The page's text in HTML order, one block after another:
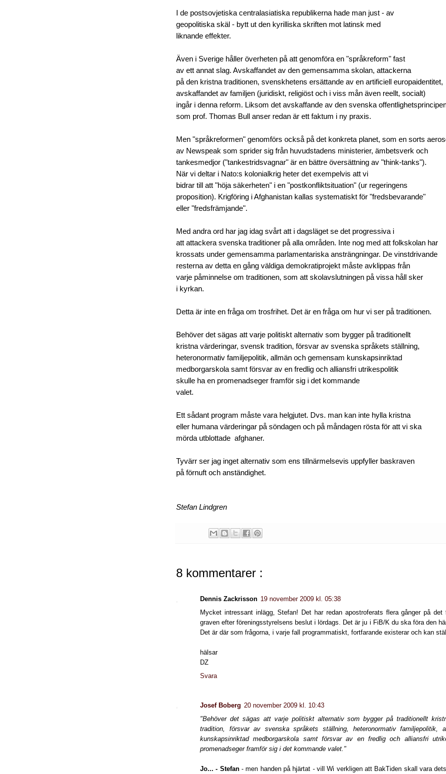
I de postsovjetiska centralasiatiska republikerna hade man just - av
geopolitiska skäl - bytt ut den kyrilliska skriften mot latinsk med
liknande effekter.
Även i Sverige håller överheten på att genomföra en "språkreform" fast
av ett annat slag. Avskaffandet av den gemensamma skolan, attackerna
på den kristna traditionen, svenskhetens ersättande av en artificiell europaidentitet,
avskaffandet av familjen (juridiskt, religiöst och i viss mån även reellt, socialt)
ingår i denna reform. Liksom det avskaffande av den svenska
som prof. Thomas Bull anser redan är ett faktum i ny praxis.
Men "språkreformen" genomförs också på det konkreta planet, som en sorts
av Newspeak som sprider sig från huvudstadens ministerier, ämbetsverk och
tankesmedjor ("tankestridsvagnar" är en bättre översättning av "think-tanks").
När vi deltar i Nato:s kolonialkrig heter det exempelvis att vi
bidrar till att "höja säkerheten" i en "postkonfliktsituation" (ur regeringens
proposition). Krigföring i Afghanistan kallas systematiskt för "fredsbevarande"
eller "fredsfrämjande".
Med andra ord har jag idag svårt att i dagsläget se det progressiva i
att attackera svenska traditioner på alla områden. Inte nog med att folkskolan har
krossats under gemensamma parlamentariska ansträngningar. De vinstdrivande
resterna av detta en gång väldiga demokratiprojekt måste avklippas från
varje påminnelse om traditionen, som att skolavslutningen på vissa håll sker
i kyrkan.
Detta är inte en fråga om trosfrihet. Det är en fråga om hur vi ser på traditionen.
Behöver det sägas att varje politiskt alternativ som bygger på traditionellt
kristna värderingar, svensk tradition, försvar av svenska språkets ställning,
heteronormativ familjepolitik, allmän och gemensam kunskapsinriktad
medborgarskola samt försvar av en fredlig och alliansfri utrikespolitik
skulle ha en promenadseger framför sig i det kommande
valet.
Ett sådant program måste vara helgjutet. Dvs. man kan inte hylla kristna
eller humana värderingar på söndagen och på måndagen rösta för att vi ska
mörda utblottade afghaner.
Tyvärr ser jag inget alternativ som ens tillnärmelsevis uppfyller baskraven
på förnuft och anständighet.
Stefan Lindgren
8 kommentarer :
Dennis Zackrisson 19 november 2009 kl. 05:38
Mycket intressant inlägg, Stefan! Det har redan apostroferats flera gånger på
graven efter föreningsstyrelsens beslut i lördags. Det är ju i FiB/K du ska föra den
Det är där som frågorna, i varje fall programmatiskt, fortfarande existerar och kan
hälsar
DZ
Svara
Josef Boberg 20 november 2009 kl. 10:43
"Behöver det sägas att varje politiskt alternativ som bygger på traditionellt
tradition, försvar av svenska språkets ställning, heteronormativ familjepolitik,
kunskapsinriktad medborgarskola samt försvar av en fredlig och alliansfri
promenadseger framför sig i det kommande valet."
Jo... - Stefan- men handen på hjärtat - vill Wi verkligen att BakTiden skall vara